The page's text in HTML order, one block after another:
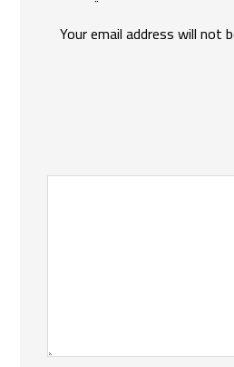
Your email address will not